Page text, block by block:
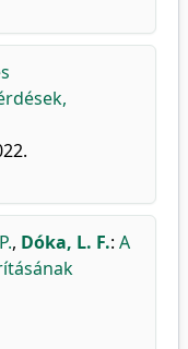
, Dóka, L. F.: A